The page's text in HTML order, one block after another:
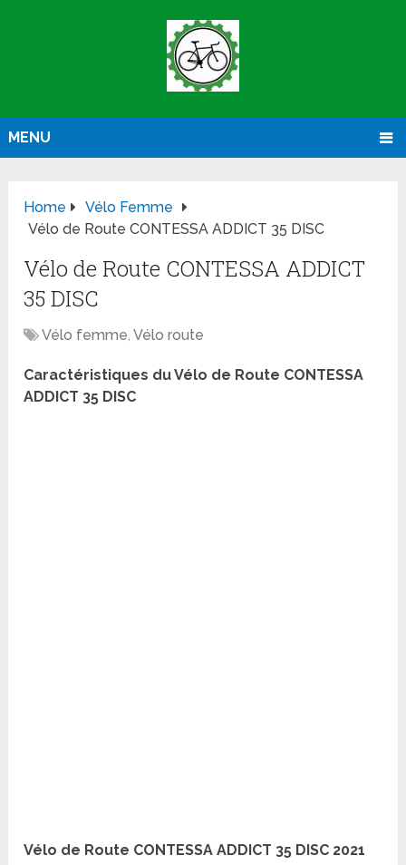
MENU
Home
Vélo Femme
Vélo de Route CONTESSA ADDICT 35 DISC
Vélo de Route CONTESSA ADDICT
35 DISC
Vélo femme,Vélo route
Caractéristiques du Vélo de Route CONTESSA
ADDICT 35 DISC
Vélo de Route CONTESSA ADDICT 35 DISC 2021